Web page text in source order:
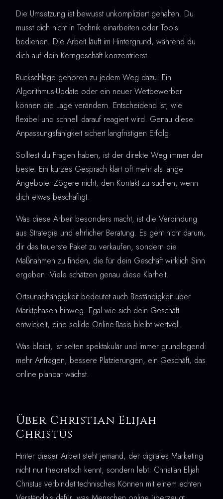
Die Umsetzung ist bewusst unkompliziert gehalten. Du
musst dich nicht in Technik einarbeiten oder Tools
bedienen. Die Arbeit läuft im Hintergrund, während du
dich auf dein Kerngeschäft konzentrierst.
Rückschläge gehören zu jedem Weg dazu. Ein
Algorithmus-Update oder ein neuer Wettbewerber
können die Lage verändern. Entscheidend ist, wie
flexibel und schnell darauf reagiert wird. Genau diese
Anpassungsfähigkeit sichert langfristigen Erfolg.
Solltest du Fragen haben, ist der direkte Weg immer der
beste. Ein kurzes Gespräch klärt oft mehr als lange
Angebote. Zögere nicht, den Kontakt zu suchen, wenn
dich etwas beschäftigt.
Was diese Arbeit besonders macht, ist die Verbindung
aus Strategie und ehrlicher Beratung. Es geht nicht darum,
dir das teuerste Paket zu verkaufen, sondern die
Maßnahmen zu finden, die für dein Geschäft wirklich Sinn
ergeben. Viele schätzen genau diese Klarheit.
Ortsunabhängigkeit bedeutet auch Beständigkeit über
Marktphasen hinweg. Egal wie sich dein Geschäft
entwickelt, eine solide Online-Basis bleibt wertvoll.
Was bleibt, ist selten spektakulär und immer grundlegend:
mehr Anfragen, bessere Platzierungen, ein Geschäft, das
online planbar wächst.
Über Christian Elijah
Christus
Hinter dieser Arbeit steht jemand, der digitales Marketing
nicht nur theoretisch kennt, sondern lebt. Christian Elijah
Christus verbindet technisches Können mit einem echten